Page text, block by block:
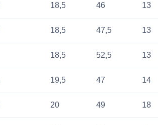
18,5 46 13
18,5 47,5 13
18,5 52,5 13
19,5 47 14
20 49 18